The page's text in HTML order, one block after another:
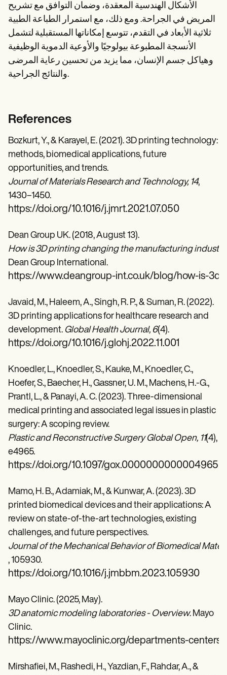
الأشكال الهندسية المعقدة، وضمان التوافق مع تشريح
المريض في الجراحة. ومع ذلك، مع استمرار الطباعة الطبية
ثلاثية الأبعاد في التقدم، تتوسع إمكاناتها المستقبلية لتشمل
الأنسجة المطبوعة بيولوجيًا والأوعية الدموية الوظيفية
وهياكل جسم الإنسان، مما يزيد من تحسين رعاية المرضى
والنتائج الجراحية.
References
Bozkurt, Y., & Karayel, E. (2021). 3D printing technology:
methods, biomedical applications, future
opportunities, and trends.
Journal of Materials Research and Technology, 14,
1430–1450.
https://doi.org/10.1016/j.jmrt.2021.07.050
Dean Group UK. (2018, August 13).
How is 3D printing changing the manufacturing
Dean Group International.
https://www.deangroup-int.co.uk/blog/how-is-
Javaid, M., Haleem, A., Singh, R. P., & Suman, R. (2022).
3D printing applications for healthcare research and
development. Global Health Journal, 6(4).
https://doi.org/10.1016/j.glohj.2022.11.001
Knoedler, L., Knoedler, S., Kauke, M., Knoedler, C.,
Hoefer, S., Baecher, H., Gassner, U. M., Machens, H.-G.,
Prantl, L., & Panayi, A. C. (2023). Three-dimensional
medical printing and associated legal issues in plastic
surgery: A scoping review.
Plastic and Reconstructive Surgery Global Open, 11(4),
e4965.
https://doi.org/10.1097/gox.0000000000004965
Mamo, H. B., Adamiak, M., & Kunwar, A. (2023). 3D
printed biomedical devices and their applications: A
review on state-of-the-art technologies, existing
challenges, and future perspectives.
Journal of the Mechanical Behavior of Biomedical
, 105930.
https://doi.org/10.1016/j.jmbbm.2023.105930
Mayo Clinic. (2025, May).
3D anatomic modeling laboratories - Overview. Mayo
Clinic.
https://www.mayoclinic.org/departments-
Mirshafiei, M., Rashedi, H., Yazdian, F., Rahdar, A., &